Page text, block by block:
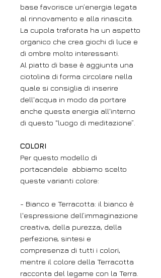
base favorisce un’energia legata
al rinnovamento e alla rinascita.
La cupola traforata ha un aspetto
organico che crea giochi di luce e
di ombre molto interessanti.
Al piatto di base è aggiunta una
ciotolina di forma circolare nella
quale si consiglia di inserire
dell'acqua in modo da portare
anche questa energia all'interno
di questo "luogo di meditazione”.
COLORI
Per questo modello di
portacandele abbiamo scelto
queste varianti colore:
- Bianco e Terracotta: il bianco è
l'espressione dell’immaginazione
creativa, della purezza, della
perfezione, sintesi e
compresenza di tutti i colori,
mentre il colore della Terracotta
racconta del legame con la Terra.